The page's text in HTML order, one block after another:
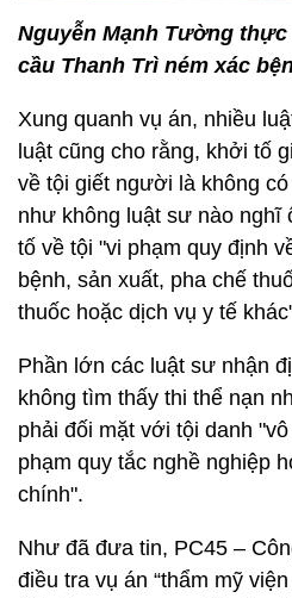
Nguyễn Mạnh Tường
cầu Thanh Trì ném xác
Xung quanh vụ án, nhiều
luật cũng cho rằng, khởi tố
về tội giết người là không
như không luật sư nào nghĩ
tố về tội "vi phạm quy định
bệnh, sản xuất, pha chế
thuốc hoặc dịch vụ y tế
Phần lớn các luật sư nhận
không tìm thấy thi thể nạn
phải đối mặt với tội danh
phạm quy tắc nghề nghiệp
chính".
Như đã đưa tin, PC45 –
điều tra vụ án “thẩm mỹ